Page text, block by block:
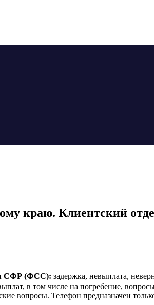
краю. Клиентский
CФР (ФСС): задержка, невыплата,
в том числе на погребение,
вопросы. Телефон предназначен